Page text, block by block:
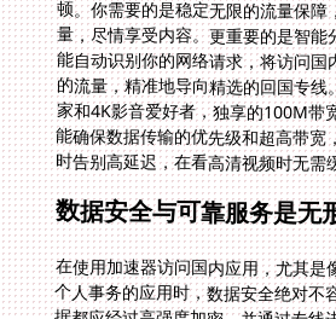
时告别高延迟，在看高清视频时无需
数据安全与可靠服务是无
在使用加速器访问国内应用，尤其是
个人事务的应用时，数据安全绝对不
据都应经过高强度加密，并通过专线
在复杂的国际网络节点中被窥探或篡
跨越重洋处理事务时，也能安心无忧
术也可能偶尔遇到波动，这时专业的
就显现出价值。一个拥有专业技术人
提供7x24小时的实时支持，快速响